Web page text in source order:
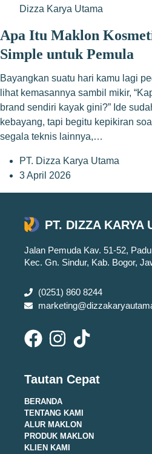
Dizza Karya Utama
Apa Itu Maklon
Simple untuk Pemula
Bayangkan suatu hari kamu lagi
lihat kemasannya sambil mikir,
brand sendiri kayak gini?” Ide
kebayang, tapi begitu kepikiran
segala teknis lainnya,…
PT. Dizza Karya Utama
3 April 2026
PT. DIZZA KARYA
Jalan Pemuda Kav. 51-52,
Kec. Gn. Sindur, Kab. Bogor,
(0251) 860 8244
Tautan Cepat
BERANDA
TENTANG KAMI
ALUR MAKLON
PRODUK MAKLON
KLIEN KAMI